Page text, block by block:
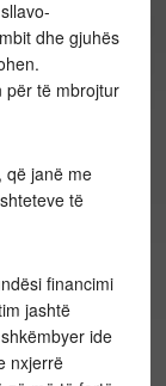
dhe gjuhës
për të mbrojtur
që janë me
të
financimi
jashtë
ide
nxjerrë